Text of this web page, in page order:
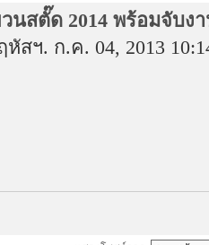
นสตั๊ด 2014 พร้อมจับง
หัสฯ. ก.ค. 04, 2013